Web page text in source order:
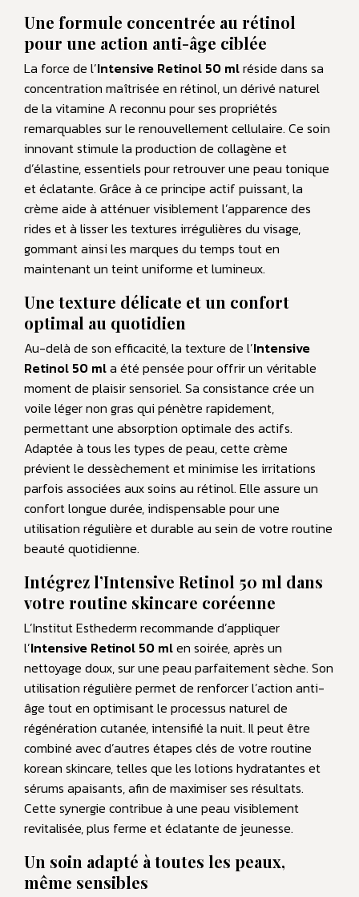
Une formule concentrée au rétinol
pour une action anti-âge ciblée
La force de l’Intensive Retinol 50 mlréside dans sa
concentration maîtrisée en rétinol, un dérivé naturel
de la vitamine A reconnu pour ses propriétés
remarquables sur le renouvellement cellulaire. Ce soin
innovant stimule la production de collagène et
d’élastine, essentiels pour retrouver une peau tonique
et éclatante. Grâce à ce principe actif puissant, la
crème aide à atténuer visiblement l’apparence des
rides et à lisser les textures irrégulières du visage,
gommant ainsi les marques du temps tout en
maintenant un teint uniforme et lumineux.
Une texture délicate et un confort
optimal au quotidien
Au-delà de son efficacité, la texture de l’Intensive
Retinol 50 mla été pensée pour offrir un véritable
moment de plaisir sensoriel. Sa consistance crée un
voile léger non gras qui pénètre rapidement,
permettant une absorption optimale des actifs.
Adaptée à tous les types de peau, cette crème
prévient le dessèchement et minimise les irritations
parfois associées aux soins au rétinol. Elle assure un
confort longue durée, indispensable pour une
utilisation régulière et durable au sein de votre routine
beauté quotidienne.
Intégrez l’Intensive Retinol 50 ml dans
votre routine skincare coréenne
L’Institut Esthederm recommande d’appliquer
l’Intensive Retinol 50 mlen soirée, après un
nettoyage doux, sur une peau parfaitement sèche. Son
utilisation régulière permet de renforcer l’action anti-
âge tout en optimisant le processus naturel de
régénération cutanée, intensifié la nuit. Il peut être
combiné avec d’autres étapes clés de votre routine
korean skincare, telles que les lotions hydratantes et
sérums apaisants, afin de maximiser ses résultats.
Cette synergie contribue à une peau visiblement
revitalisée, plus ferme et éclatante de jeunesse.
Un soin adapté à toutes les peaux,
même sensibles